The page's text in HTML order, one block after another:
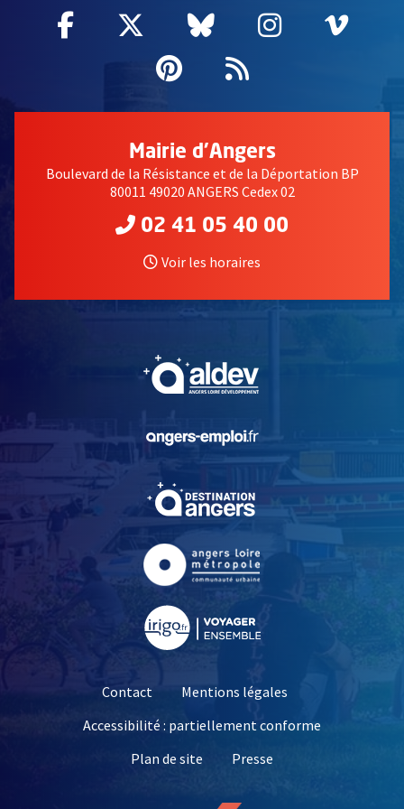
Facebook
, Ouvre une nouvelle fenêtre
Twitter
, Ouvre une nouvelle
Bluesky
, Ouvre une
Instagram
, Ouvre
,
Pinterest
, Ouvre une
Flux RSS
Mairie d'Angers
Boulevard de la Résistance et de la Déportation BP
80011 49020 ANGERS Cedex 02
02 41 05 40 00
Voir les horaires
, Ouvre une nouvelle
, Ouvre une nouvelle
Contact
Mentions légales
Accessibilité : partiellement conforme
Plan de site
Presse